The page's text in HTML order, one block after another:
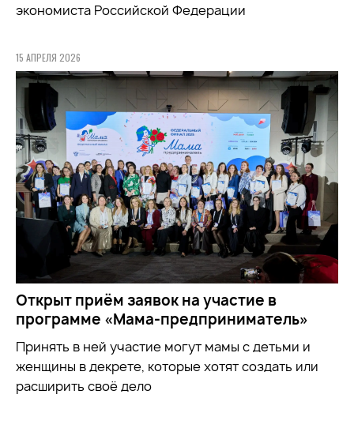
экономиста Российской Федерации
15 АПРЕЛЯ 2026
Открыт приём заявок на участие в
программе «Мама-предприниматель»
Принять в ней участие могут мамы с детьми и
женщины в декрете, которые хотят создать или
расширить своё дело